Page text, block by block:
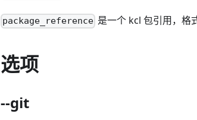
package_reference 是一个 kcl 包引用，格
选项
--git